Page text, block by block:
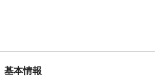
基本情報